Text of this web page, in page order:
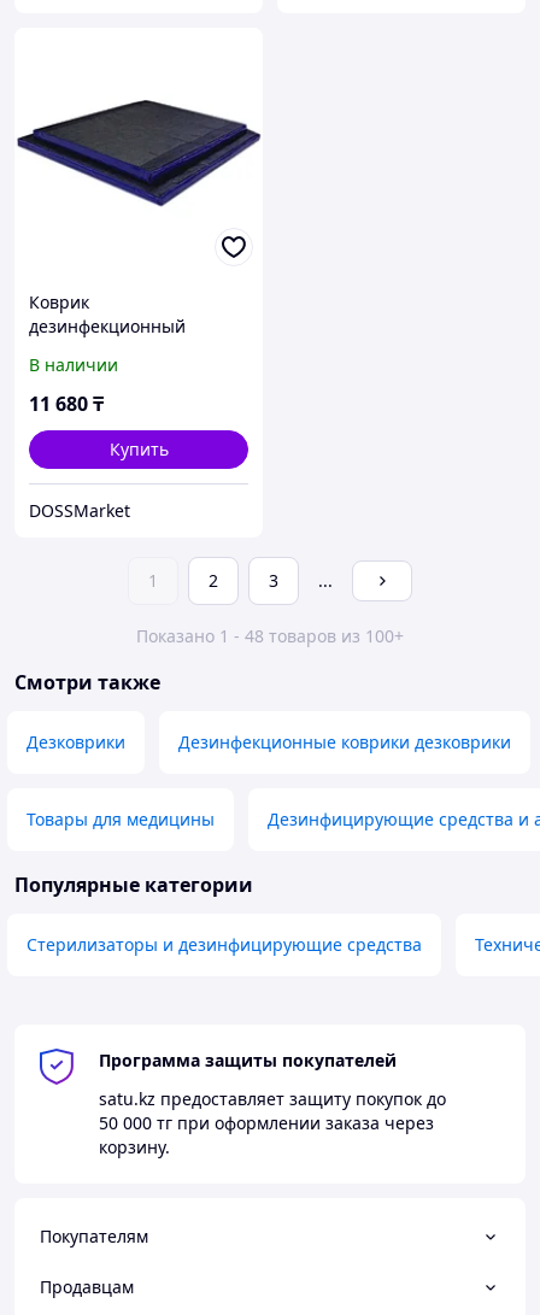
Коврик
дезинфекционный
черный
В наличии
11 680₸
Купить
DOSSMarket
1 2 3 ...
Показано 1 - 48 товаров из 100+
Смотри также
Дезковрики Дезинфекционные коврики дезковрики
Товары для медицины Дезинфицирующие средства и
Популярные категории
Стерилизаторы и дезинфицирующие средства
Программа защиты покупателей
satu.kz предоставляет защиту покупок до
50 000 тг при оформлении заказа через
корзину.
Покупателям
Продавцам